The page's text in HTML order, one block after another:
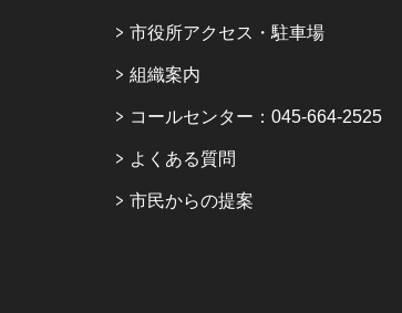
市役所アクセス・駐車場
組織案内
コールセンター：045-664-2525
よくある質問
市民からの提案